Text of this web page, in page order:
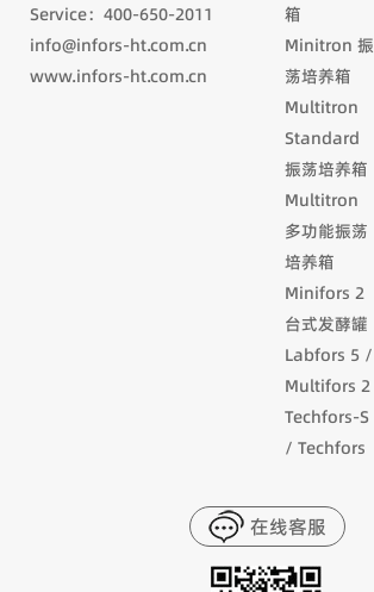
Service：400-650-2011
info@infors-ht.com.cn
www.infors-ht.com.cn
箱
Minitron 振
荡培养箱
Multitron
Standard
振荡培养箱
Multitron
多功能振荡
培养箱
Minifors 2
台式发酵罐
Labfors 5 /
Multifors 2
Techfors-S
/ Techfors
在线客服